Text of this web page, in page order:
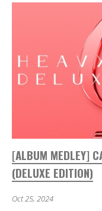
[ALBUM MEDLEY]
(DELUXE EDITION)
Oct 25, 2024